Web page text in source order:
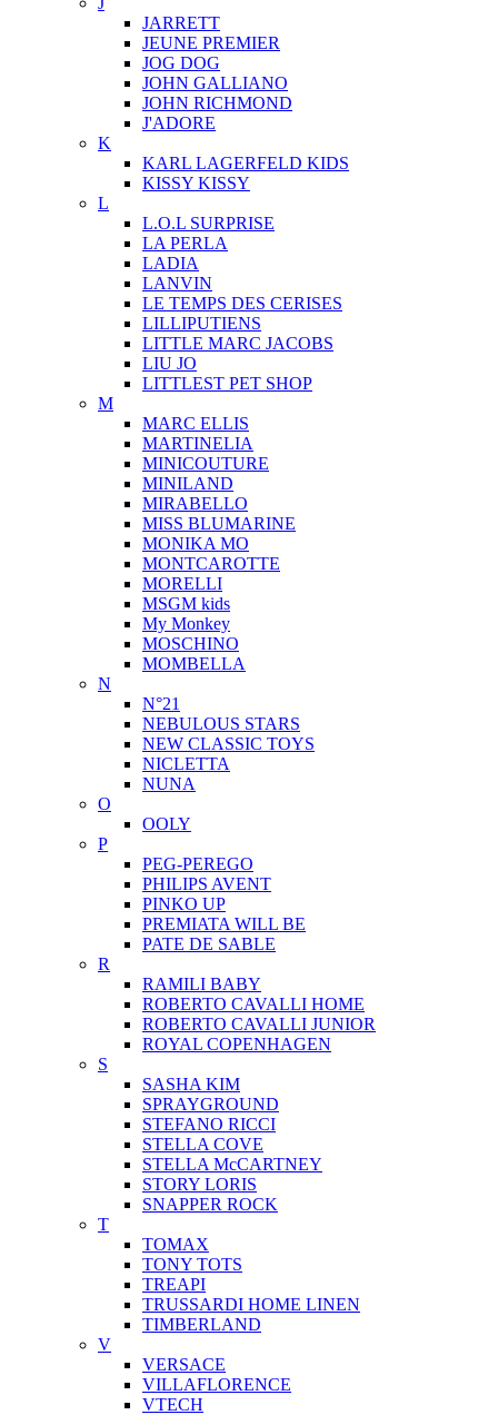
JARRETT
JEUNE PREMIER
JOG DOG
JOHN GALLIANO
JOHN RICHMOND
J'ADORE
K
KARL LAGERFELD KIDS
KISSY KISSY
L
L.O.L SURPRISE
LA PERLA
LADIA
LANVIN
LE TEMPS DES CERISES
LILLIPUTIENS
LITTLE MARC JACOBS
LIU JO
LITTLEST PET SHOP
M
MARC ELLIS
MARTINELIA
MINICOUTURE
MINILAND
MIRABELLO
MISS BLUMARINE
MONIKA MO
MONTCAROTTE
MORELLI
MSGM kids
My Monkey
MOSCHINO
MOMBELLA
N
N°21
NEBULOUS STARS
NEW CLASSIC TOYS
NICLETTA
NUNA
O
OOLY
P
PEG-PEREGO
PHILIPS AVENT
PINKO UP
PREMIATA WILL BE
PATE DE SABLE
R
RAMILI BABY
ROBERTO CAVALLI HOME
ROBERTO CAVALLI JUNIOR
ROYAL COPENHAGEN
S
SASHA KIM
SPRAYGROUND
STEFANO RICCI
STELLA COVE
STELLA McCARTNEY
STORY LORIS
SNAPPER ROCK
T
TOMAX
TONY TOTS
TREAPI
TRUSSARDI HOME LINEN
TIMBERLAND
V
VERSACE
VILLAFLORENCE
VTECH